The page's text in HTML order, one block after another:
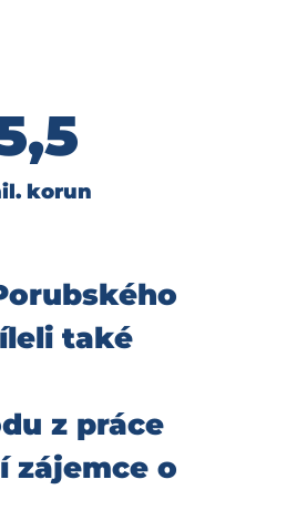
korun
také
z práce
zájemce o